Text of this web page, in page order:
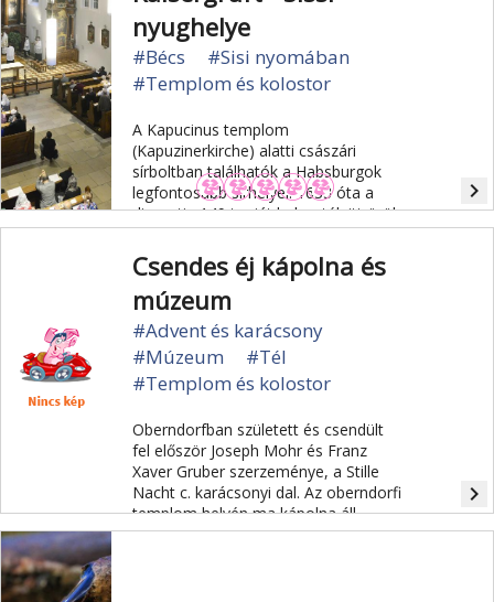
nyughelye
#Bécs
#Sisi nyomában
#Templom és kolostor
A Kapucinus templom
(Kapuzinerkirche) alatti császári
sírboltban találhatók a Habsburgok
legfontosabb sírhelyei. 1633 óta a
dinasztia 149 tagját helyezték itt örök
nyugalomra, közöttük 12 császárt ill.
19 császárnét és királynőt.
navigate_next
Csendes éj kápolna és
múzeum
#Advent és karácsony
#Múzeum
#Tél
#Templom és kolostor
Oberndorfban született és csendült
fel először Joseph Mohr és Franz
Xaver Gruber szerzeménye, a Stille
Nacht c. karácsonyi dal. Az oberndorfi
templom helyén ma kápolna áll
Gruber és Mohr emlékére.
navigate_next